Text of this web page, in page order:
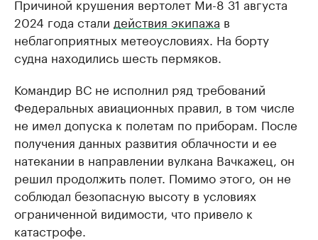
2024 года стали действия экипажа в
неблагоприятных метеоусловиях. На борту
судна находились шесть пермяков.
Командир ВС не исполнил ряд требований
Федеральных авиационных правил, в том числе
не имел допуска к полетам по приборам. После
получения данных развития облачности и ее
натекании в направлении вулкана Вачкажец, он
решил продолжить полет. Помимо этого, он не
соблюдал безопасную высоту в условиях
ограниченной видимости, что привело к
катастрофе.